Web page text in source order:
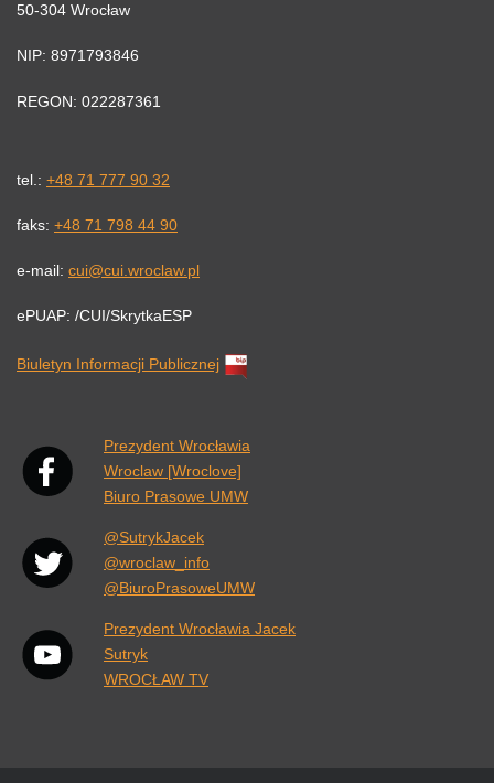
50-304 Wrocław
NIP: 8971793846
REGON: 022287361
tel.: +48 71 777 90 32
faks: +48 71 798 44 90
e-mail: cui@cui.wroclaw.pl
ePUAP: /CUI/SkrytkaESP
Biuletyn Informacji Publicznej
Prezydent Wrocławia
Wroclaw [Wroclove]
Biuro Prasowe UMW
@SutrykJacek
@wroclaw_info
@BiuroPrasoweUMW
Prezydent Wrocławia Jacek
Sutryk
WROCŁAW TV